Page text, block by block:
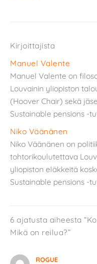
Kirjoittajista
Manuel Valente
Manuel Valente on
Louvainin yliopiston
(Hoover Chair) sekä
Sustainable pensions -
Niko Väänänen
Niko Väänänen on
tohtorikoulutettava
yliopiston eläkkeitä
Sustainable pensions -
6 ajatusta aiheesta
Mikä on reilua?”
ROGUE